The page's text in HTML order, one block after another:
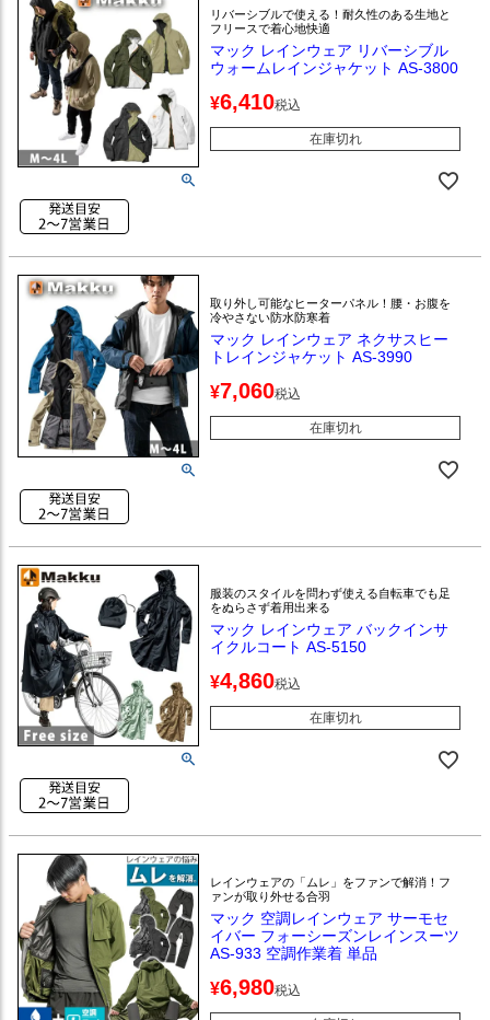
リバーシブルで使える！耐久性のある生地と
フリースで着心地快適
マック レインウェア リバーシブル
ウォームレインジャケット AS-3800
¥6,410税込
在庫切れ
取り外し可能なヒーターパネル！腰・お腹を
冷やさない防水防寒着
マック レインウェア ネクサスヒー
トレインジャケット AS-3990
¥7,060税込
在庫切れ
服装のスタイルを問わず使える自転車でも足
をぬらさず着用出来る
マック レインウェア バックインサ
イクルコート AS-5150
¥4,860税込
在庫切れ
レインウェアの「ムレ」をファンで解消！フ
ァンが取り外せる合羽
マック 空調レインウェア サーモセ
イバー フォーシーズンレインスーツ
AS-933 空調作業着 単品
¥6,980税込